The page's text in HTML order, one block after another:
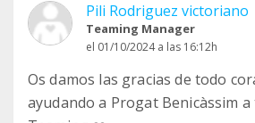
Pili Rodriguez victoriano
Teaming Manager
el 01/10/2024 a las 16:12h
Os damos las gracias de todo
ayudando a Progat Benicàssim a